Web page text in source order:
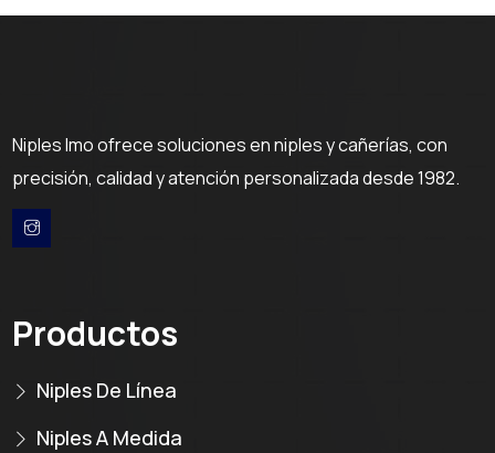
Niples Imo ofrece soluciones en niples y cañerías, con
precisión, calidad y atención personalizada desde 1982.
Productos
Niples De Línea
Niples A Medida